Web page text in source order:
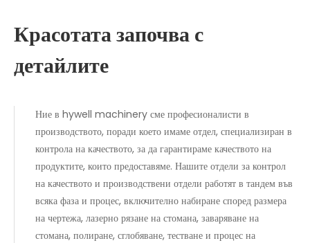
Красотата започва с
детайлите
Ние в hywell machinery сме професионалисти в
производството, поради което имаме отдел, специализиран в
контрола на качеството, за да гарантираме качеството на
продуктите, които предоставяме. Нашите отдели за контрол
на качеството и производствени отдели работят в тандем във
всяка фаза и процес, включително набиране според размера
на чертежа, лазерно рязане на стомана, заваряване на
стомана, полиране, сглобяване, тестване и процес на